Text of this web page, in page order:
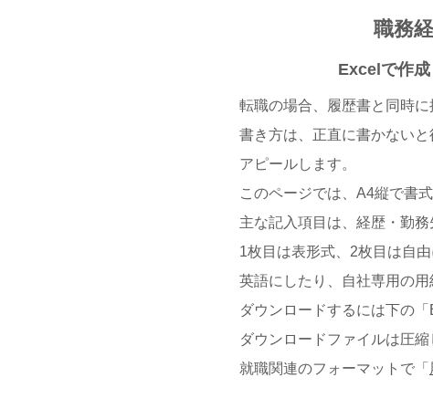
職務
Excelで作成
転職の場合、履歴書と同時
書き方は、正直に書かない
アピールします。
このページでは、A4縦で書
主な記入項目は、経歴・勤
1枚目は表形式、2枚目は自
英語にしたり、自社専用の
ダウンロードするには下の
ダウンロードファイルは圧
就職関連のフォーマットで「